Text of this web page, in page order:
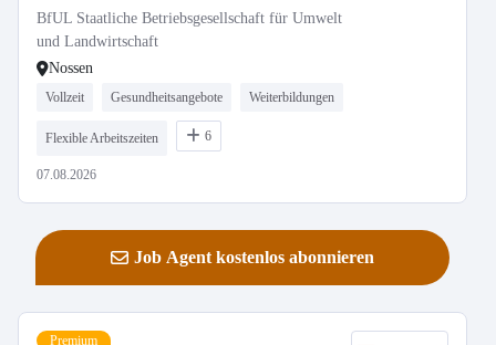
Agrarwissenschaftler als Referent
für die zoologische Diagnostik
(m/w/d)
BfUL Staatliche Betriebsgesellschaft für Umwelt
und Landwirtschaft
Nossen
Vollzeit Gesundheitsangebote Weiterbildungen
Flexible Arbeitszeiten 6
07.08.2026
Job Agent kostenlos abonnieren
Premium